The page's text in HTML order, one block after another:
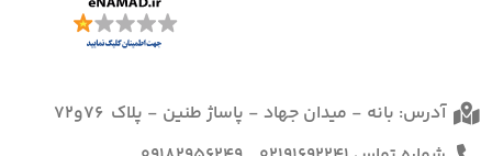
آدرس: بانه - میدان جهاد - پاساژ طنین - پلاک 76و72